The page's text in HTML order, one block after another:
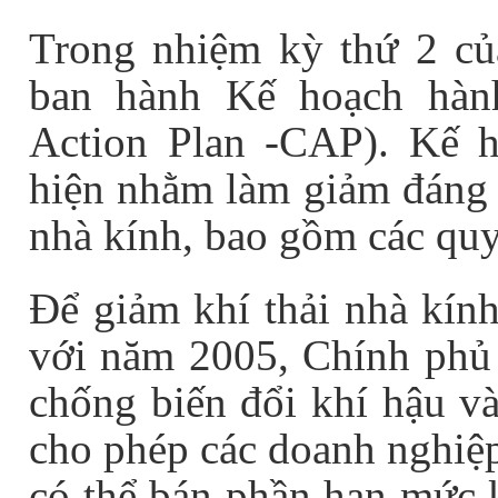
Trong nhiệm kỳ thứ 2
ban hành Kế hoạch
Action Plan -CAP). Kế
hiện nhằm làm giảm
nhà kính, bao gồm các
Để giảm khí thải nhà
với năm 2005, Chính
chống biến đổi khí hậu
cho phép các doanh